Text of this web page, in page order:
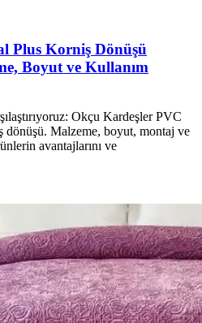
Plus Korniş Dönüşü
Boyut ve Kullanım
Okçu Kardeşler PVC
dönüşü. Malzeme, boyut, montaj ve
avantajlarını ve